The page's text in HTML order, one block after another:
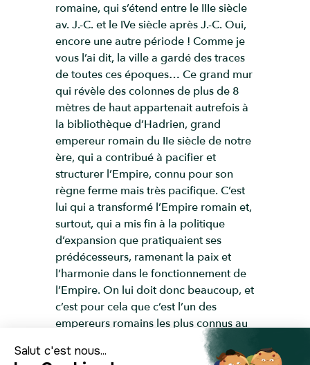
romaine, qui s’étend entre le IIIe siècle
av. J.-C. et le IVe siècle après J.-C. Oui,
encore une autre période ! Comme je
vous l’ai dit, la ville a gardé des traces
de toutes ces époques… Ce grand mur
qui révèle des colonnes de plus de 8
mètres de haut appartenait autrefois à
la bibliothèque d’Hadrien, grand
empereur romain du IIe siècle de notre
ère, qui a contribué à pacifier et
structurer l’Empire, connu pour son
règne ferme mais très pacifique. C’est
lui qui a transformé l’Empire romain et,
surtout, qui a mis fin à la politique
d’expansion que pratiquaient ses
prédécesseurs, ramenant la paix et
l’harmonie dans le fonctionnement de
l’Empire. On lui doit donc beaucoup, et
c’est pour cela que c’est l’un des
empereurs romains les plus connus au
monde. Il était bien évidemment très
puissant et très riche, comme en